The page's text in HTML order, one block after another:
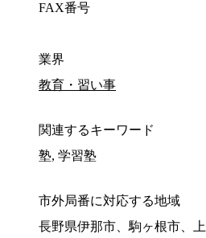
FAX番号
業界
教育・習い事
関連するキーワード
塾, 学習塾
市外局番に対応する地域
長野県伊那市、駒ヶ根市、